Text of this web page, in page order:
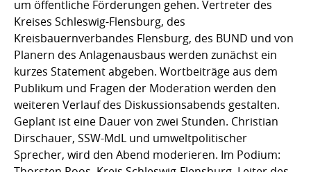
um öffentliche Förderungen gehen. Vertreter des
Kreises Schleswig-Flensburg, des
Kreisbauernverbandes Flensburg, des BUND und von
Planern des Anlagenausbaus werden zunächst ein
kurzes Statement abgeben. Wortbeiträge aus dem
Publikum und Fragen der Moderation werden den
weiteren Verlauf des Diskussionsabends gestalten.
Geplant ist eine Dauer von zwei Stunden. Christian
Dirschauer, SSW-MdL und umweltpolitischer
Sprecher, wird den Abend moderieren. Im Podium: